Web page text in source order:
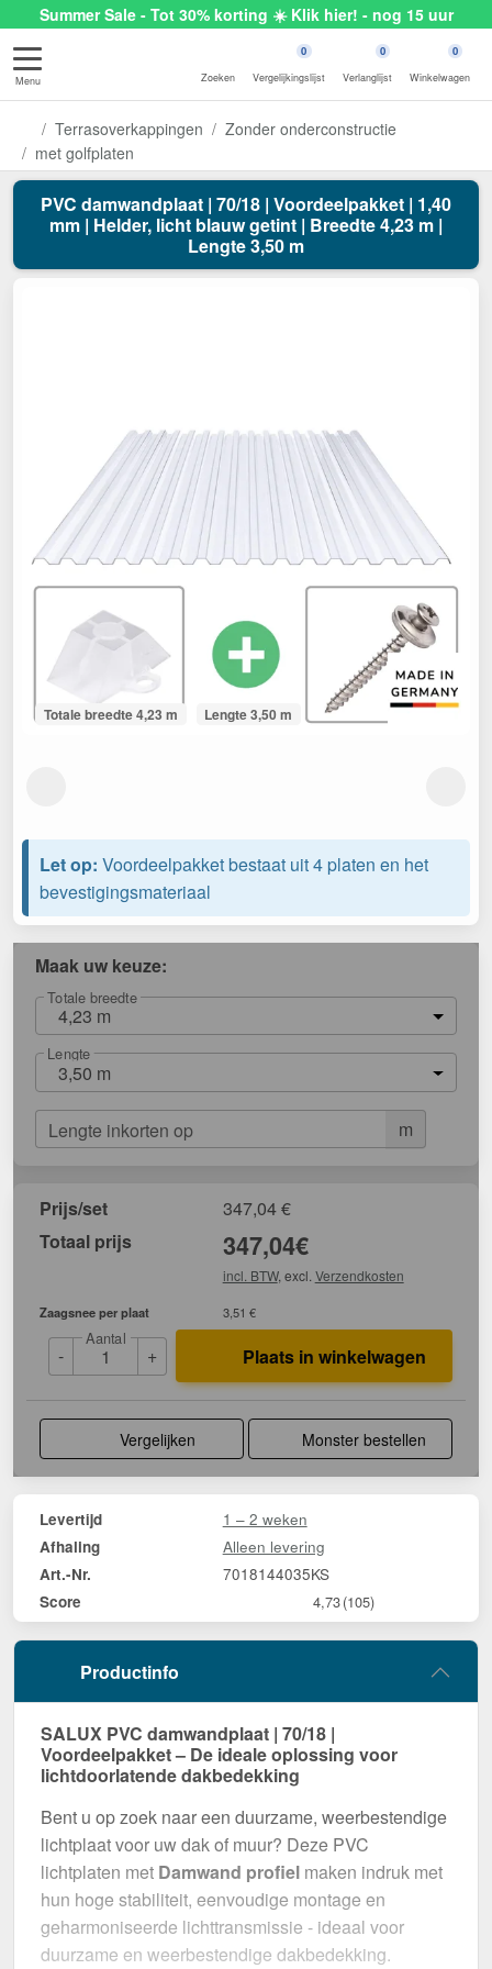
Summer Sale - Tot 30% korting ☀️ Klik hier! - nog 15 uur
Menu Zoeken
0
Vergelijkingslijst
0
Verlanglijst
0
Winkelwagen
Terrasoverkappingen
Zonder onderconstructie
met golfplaten
PVC damwandplaat | 70/18 | Voordeelpakket | 1,40
mm | Helder, licht blauw getint | Breedte 4,23 m |
Lengte 3,50 m
Totale breedte 4,23 m Lengte 3,50 m
Let op: Voordeelpakket bestaat uit 4 platen en het
bevestigingsmateriaal
Maak uw keuze:
Totale breedte
4,23 m
Lengte
3,50 m
m
Lengte inkorten op
Prijs/set 347,04€
Totaal prijs
347,04€
incl. BTW, excl. Verzendkosten
Zaagsnee per plaat 3,51 €
-
Aantal
+ Plaats in winkelwagen
Vergelijken Monster bestellen
Levertijd 1 – 2 weken
Afhaling Alleen levering
Art.-Nr. 7018144035KS
Score 4,73(105)
Productinfo
SALUX PVC damwandplaat | 70/18 |
Voordeelpakket – De ideale oplossing voor
lichtdoorlatende dakbedekking
Bent u op zoek naar een duurzame, weerbestendige
lichtplaat voor uw dak of muur? Deze PVC
lichtplaten met Damwand profiel maken indruk met
hun hoge stabiliteit, eenvoudige montage en
geharmoniseerde lichttransmissie - ideaal voor
duurzame en weerbestendige dakbedekking.